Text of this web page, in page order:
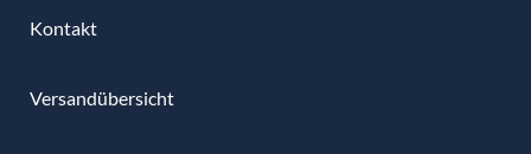
Kontakt
Versandübersicht